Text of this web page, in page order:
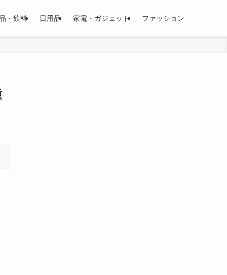
・飲料 日用品 家電・ガジェット ファッション